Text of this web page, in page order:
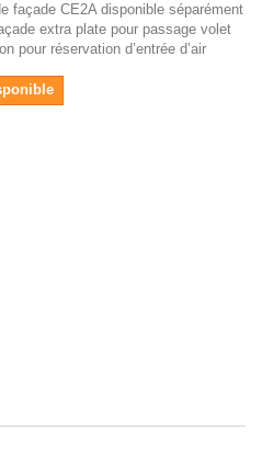
façade CE2A disponible séparément
extra plate pour passage volet
pour réservation d’entrée d’air